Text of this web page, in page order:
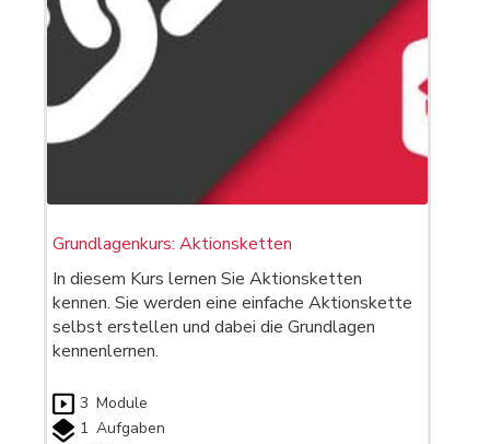
Grundlagenkurs: Aktionsketten
In diesem Kurs lernen Sie Aktionsketten
kennen. Sie werden eine einfache Aktionskette
selbst erstellen und dabei die Grundlagen
kennenlernen.
3 Module
1 Aufgaben